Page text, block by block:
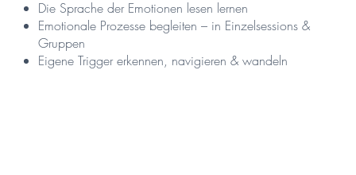
Die Sprache der Emotionen lesen lernen
Emotionale Prozesse begleiten – in Einzelsessions &
Gruppen
Eigene Trigger erkennen, navigieren & wandeln